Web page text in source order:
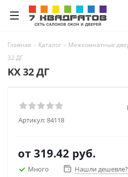
Главная - Каталог - Межкомнатные
32 ДГ
KX 32 ДГ
Артикул:84118
от 319.42 руб.
Много
Нашли дешевле?